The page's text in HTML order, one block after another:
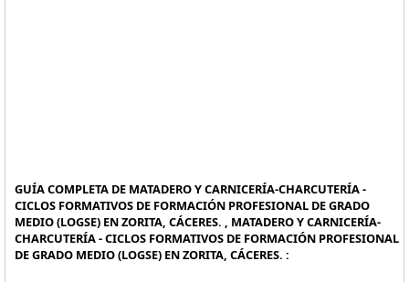
GUÍA COMPLETA DE MATADERO Y CARNICERÍA-CHARCUTERÍA -
CICLOS FORMATIVOS DE FORMACIÓN PROFESIONAL DE GRADO
MEDIO (LOGSE) EN ZORITA, CÁCERES. , MATADERO Y CARNICERÍA-
CHARCUTERÍA - CICLOS FORMATIVOS DE FORMACIÓN PROFESIONAL
DE GRADO MEDIO (LOGSE) EN ZORITA, CÁCERES. :